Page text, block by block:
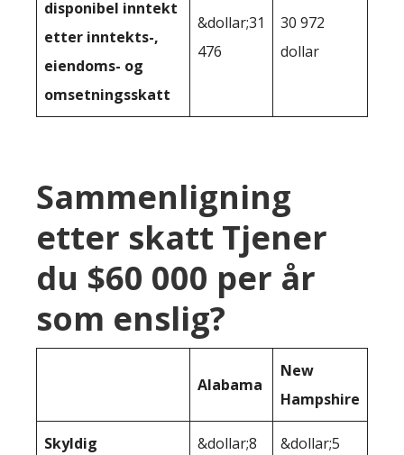
disponibel inntekt
etter inntekts-,
eiendoms- og
omsetningsskatt
&dollar;31
476
30 972
dollar
Sammenligning
etter skatt Tjener
du $60 000 per år
som enslig?
Alabama
New
Hampshire
Skyldig
&dollar;8
&dollar;5